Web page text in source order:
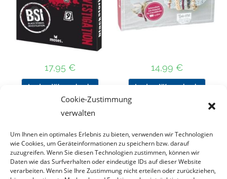
Cookie-Zustimmung
verwalten
Um Ihnen ein optimales Erlebnis zu bieten, verwenden wir Technologien
wie Cookies, um Geräteinformationen zu speichern bzw. darauf
zuzugreifen. Wenn Sie diesen Technologien zustimmen, können wir
Daten wie das Surfverhalten oder eindeutige IDs auf dieser Website
verarbeiten. Wenn Sie Ihre Zustimmung nicht erteilen oder zurückziehen,
17,95 €
In den Warenkorb
14,99 €
In den Warenkorb
Nach Preis filtern
Kategorie
auswählen